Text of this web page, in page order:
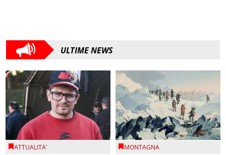
ULTIME NEWS
ATTUALITA' MONTAGNA